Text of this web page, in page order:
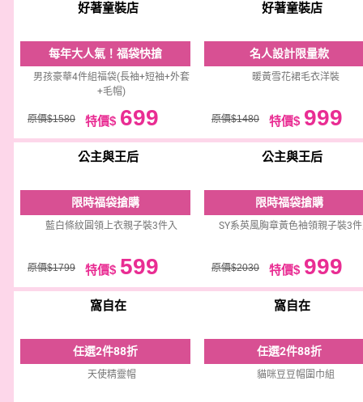
好著童裝店
每年大人氣！福袋快搶
男孩豪華4件組福袋(長袖+短袖+外套
+毛帽)
原價$1580 特價$ 699
好著童裝店
名人設計限量款
暖黃雪花裙毛衣洋裝
原價$1480 特價$ 999
公主與王后
限時福袋搶購
藍白條紋圓領上衣親子裝3件入
原價$1799 特價$ 599
公主與王后
限時福袋搶購
SY系英風胸章黃色袖領親子裝3
原價$2030 特價$ 999
窩自在
任選2件88折
天使精靈帽
窩自在
任選2件88折
貓咪豆豆帽圍巾組